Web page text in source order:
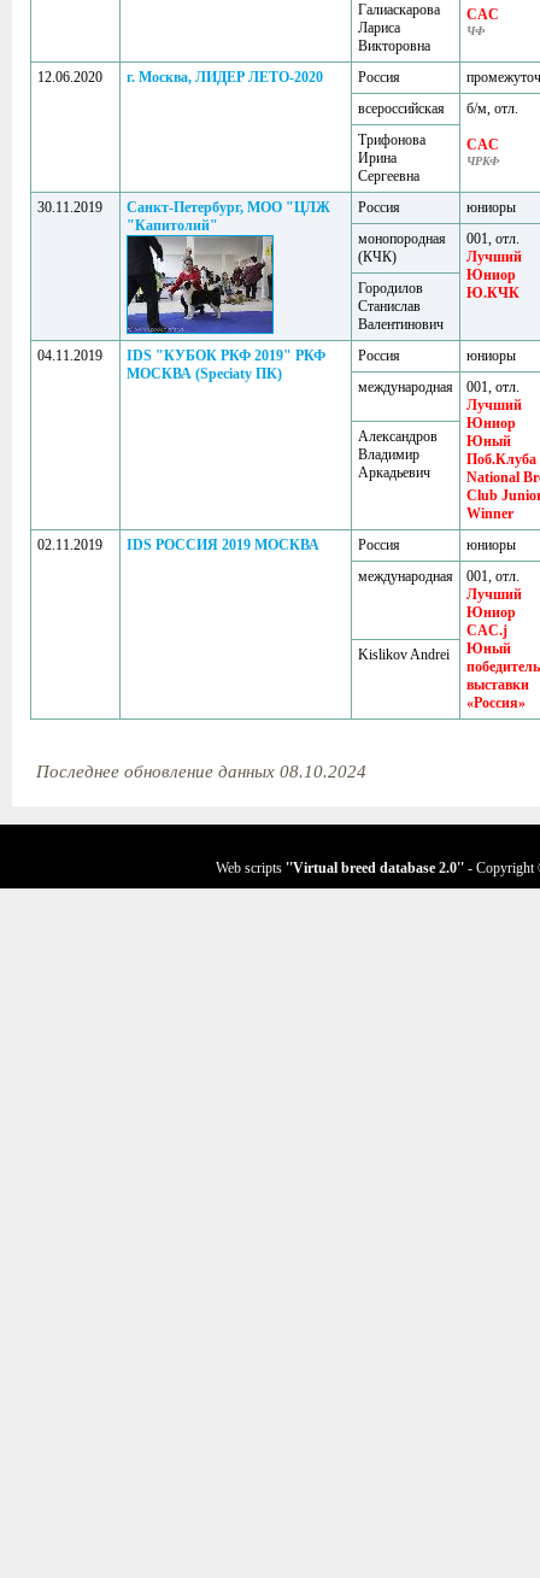
CAC
ЧФ
Галиаскарова
Лариса
Викторовна
12.06.2020
г. Москва, ЛИДЕР ЛЕТО-2020 Россия
всероссийская
б/м, отл.
CAC
ЧРКФ
Трифонова
Ирина
Сергеевна
30.11.2019
Санкт-Петербург, МОО "ЦЛЖ
"Капитолий"
Россия
юниоры
монопородная
(КЧК)
001, отл.
Лучший
Юниор
Ю.КЧК
Городилов
Станислав
Валентинович
04.11.2019
IDS "КУБОК РКФ 2019" РКФ
МОСКВА (Speciaty ПК)
Россия
юниоры
международная
001, отл.
Лучший
Юниор
Юный
Поб.Клуба
National
Club
Winner
Александров
Владимир
Аркадьевич
02.11.2019 IDS РОССИЯ 2019 МОСКВА Россия
юниоры
международная
001, отл.
Лучший
Юниор
CAC.j
Юный
победитель
выставки
«Россия»
Kislikov Andrei
Последнее обновление данных 08.10.2024
Web scripts ''Virtual breed database 2.0'' - Copyright